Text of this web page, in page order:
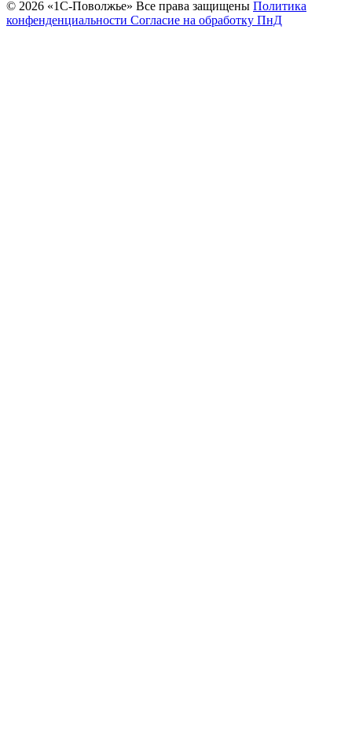
© 2026 «1С‑Поволжье» Все права защищены Политика
конфенденциальности Согласие на обработку ПнД